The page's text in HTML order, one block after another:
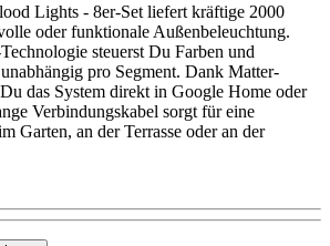
Lights - 8er-Set liefert kräftige 2000
oder funktionale Außenbeleuchtung.
steuerst Du Farben und
pro Segment. Dank Matter-
das System direkt in Google Home oder
Verbindungskabel sorgt für eine
Garten, an der Terrasse oder an der